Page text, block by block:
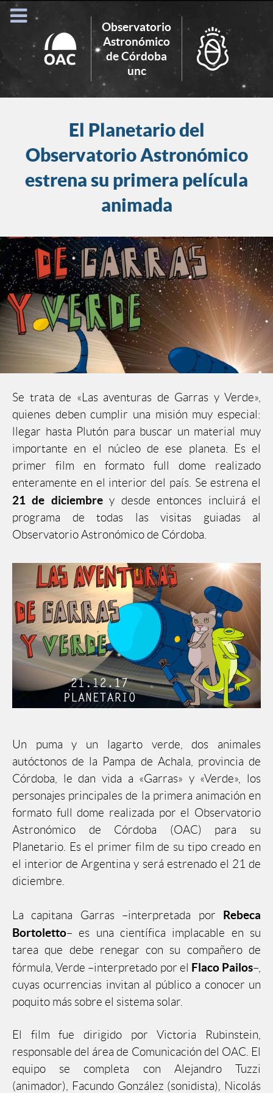
Observatorio
Astronómico
de Córdoba
unc
Search
for:
El Planetario del
Observatorio Astronómico
estrena su primera película
animada
Se trata de «Las aventuras de Garras y Verde»,
quienes deben cumplir una misión muy especial:
llegar hasta Plutón para buscar un material muy
importante en el núcleo de ese planeta. Es el
primer film en formato full dome realizado
enteramente en el interior del país. Se estrena el
21 de diciembrey desde entonces incluirá el
programa de todas las visitas guiadas al
Observatorio Astronómico de Córdoba.
Un puma y un lagarto verde, dos animales
autóctonos de la Pampa de Achala, provincia de
Córdoba, le dan vida a «Garras» y «Verde», los
personajes principales de la primera animación en
formato full dome realizada por el Observatorio
Astronómico de Córdoba (OAC) para su
Planetario. Es el primer film de su tipo creado en
el interior de Argentina y será estrenado el 21 de
diciembre.
La capitana Garras –interpretada por Rebeca
Bortoletto– es una científica implacable en su
tarea que debe renegar con su compañero de
fórmula, Verde –interpretado por el Flaco Pailos–,
cuyas ocurrencias invitan al público a conocer un
poquito más sobre el sistema solar.
El film fue dirigido por Victoria Rubinstein,
responsable del área de Comunicación del OAC. El
equipo se completa con Alejandro Tuzzi
(animador), Facundo González (sonidista), Nicolás